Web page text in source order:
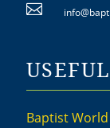

Baptist